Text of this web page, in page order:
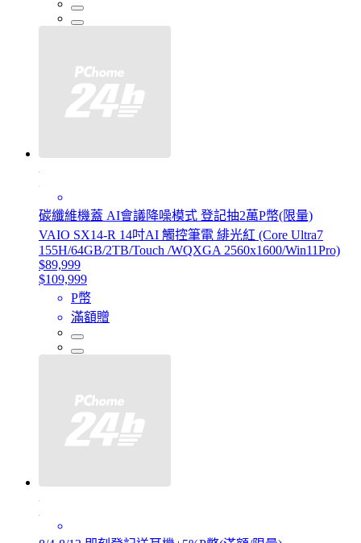
碳纖維機蓋 AI會議降噪模式 登記抽2萬P幣(限量)
VAIO SX14-R 14吋AI 觸控筆電 緋光紅 (Core Ultra7
155H/64GB/2TB/Touch /WQXGA 2560x1600/Win11Pro)
$89,999
$109,999
P幣
滿額贈